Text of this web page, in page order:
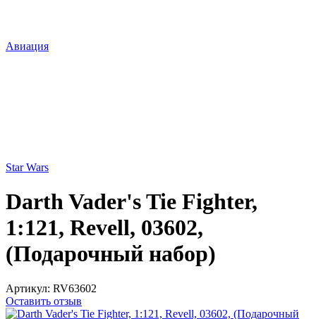
Авиация
Star Wars
Darth Vader's Tie Fighter,
1:121, Revell, 03602,
(Подарочный набор)
Артикул: RV63602
Оставить отзыв